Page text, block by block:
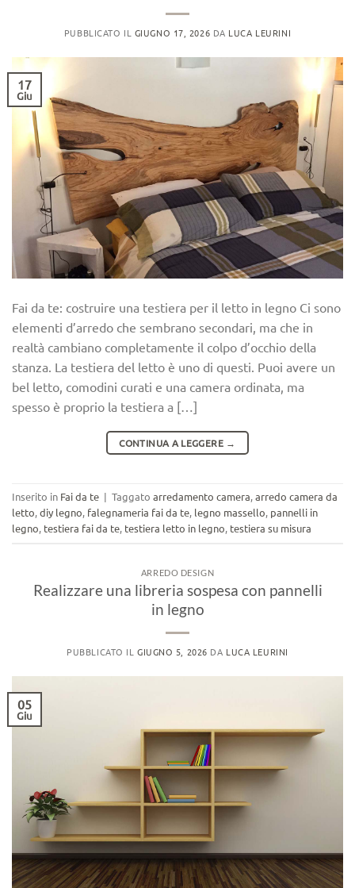
PUBBLICATO IL GIUGNO 17, 2026 DA LUCA LEURINI
17
Giu
Fai da te: costruire una testiera per il letto in legno Ci sono
elementi d’arredo che sembrano secondari, ma che in
realtà cambiano completamente il colpo d’occhio della
stanza. La testiera del letto è uno di questi. Puoi avere un
bel letto, comodini curati e una camera ordinata, ma
spesso è proprio la testiera a […]
CONTINUA A LEGGERE →
Inserito in Fai da te | Taggato arredamento camera,arredo camera da
letto,diy legno, falegnameria fai da te, legno massello, pannelli in
legno, testiera fai da te, testiera letto in legno, testiera su misura
ARREDO DESIGN
Realizzare una libreria sospesa con pannelli
in legno
PUBBLICATO IL GIUGNO 5, 2026 DA LUCA LEURINI
05
Giu